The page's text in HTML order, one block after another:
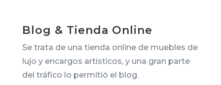
Blog & Tienda Online
Se trata de una tienda online de muebles de
lujo y encargos artísticos, y una gran parte
del tráfico lo permitió el blog.